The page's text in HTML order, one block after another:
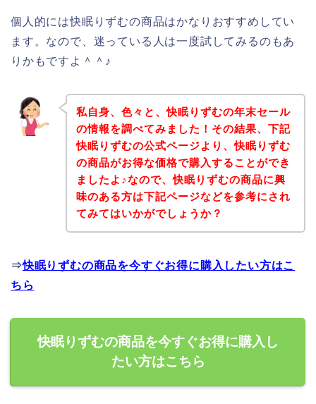
個人的には快眠りずむの商品はかなりおすすめしてい
ます。なので、迷っている人は一度試してみるのもあ
りかもですよ＾＾♪
私自身、色々と、快眠りずむの年末セール
の情報を調べてみました！その結果、下記
快眠りずむの公式ページより、快眠りずむ
の商品がお得な価格で購入することができ
ましたよ♪なので、快眠りずむの商品に興
味のある方は下記ページなどを参考にされ
てみてはいかがでしょうか？
⇒快眠りずむの商品を今すぐお得に購入したい方はこ
ちら
快眠りずむの商品を今すぐお得に購入し
たい方はこちら